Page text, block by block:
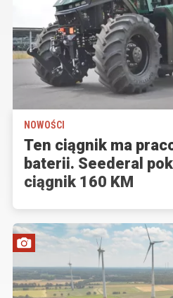
NOWOŚCI
Ten ciągnik ma
baterii. Seederal
ciągnik 160 KM